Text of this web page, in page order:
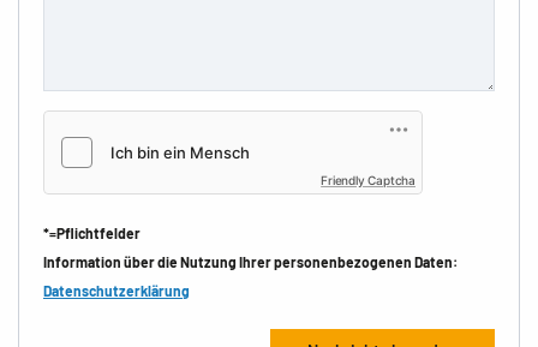
Friendly Captcha
*=Pflichtfelder
Information über die Nutzung Ihrer personenbezogenen Daten:
Datenschutzerklärung